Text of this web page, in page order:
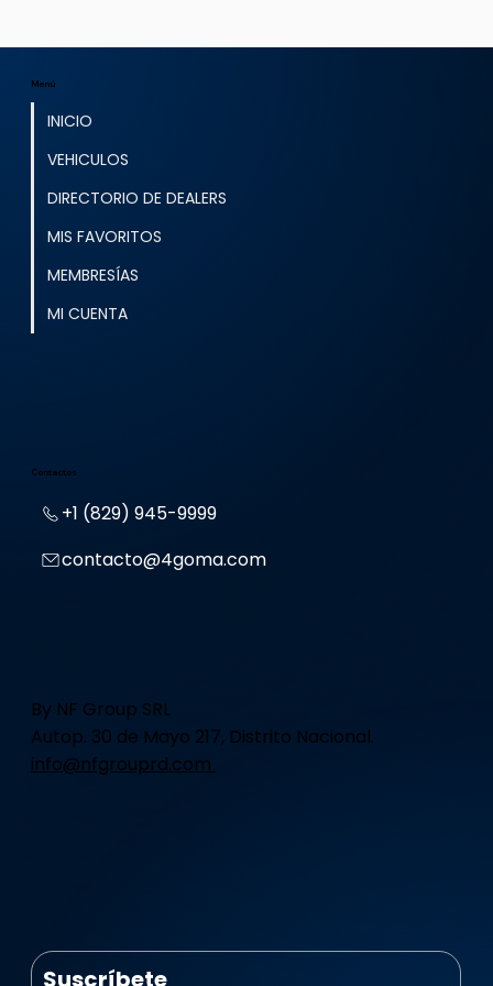
Menú
INICIO
VEHICULOS
DIRECTORIO DE DEALERS
MIS FAVORITOS
MEMBRESÍAS
MI CUENTA
Contactos
+1 (829) 945-9999
contacto@4goma.com
By NF Group SRL
Autop. 30 de Mayo 217, Distrito Nacional.
info@nfgrouprd.com
Suscríbete